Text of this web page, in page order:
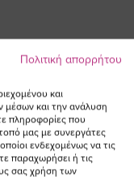
Πολιτική απορρήτου
και
μέσων και την ανάλυση
πληροφορίες που
μας με συνεργάτες
ενδεχομένως να τις
παραχωρήσει ή τις
σας χρήση των